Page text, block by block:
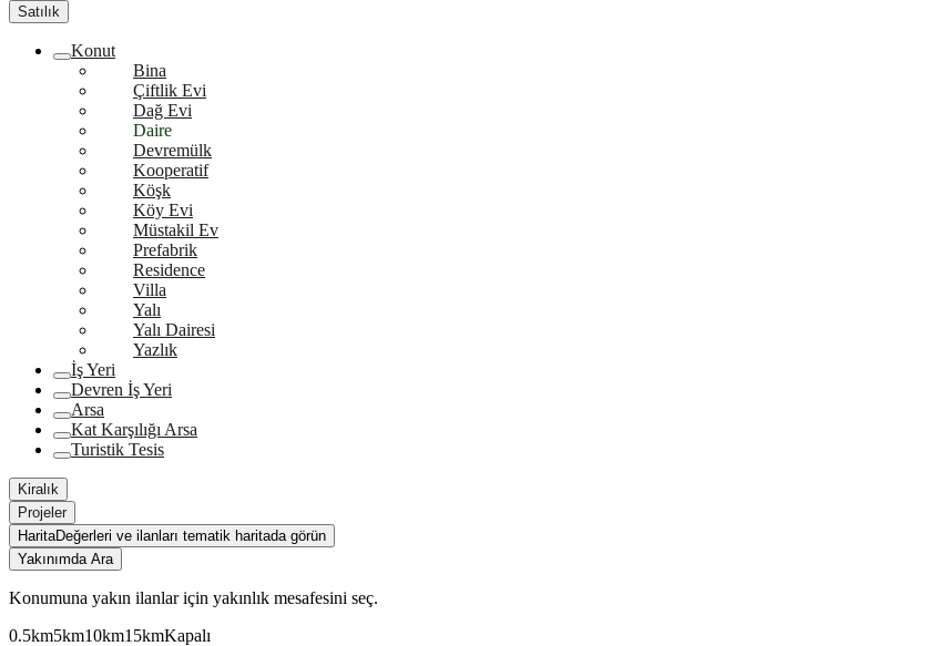
Satılık
Konut
Bina
Çiftlik Evi
Dağ Evi
Daire
Devremülk
Kooperatif
Köşk
Köy Evi
Müstakil Ev
Prefabrik
Residence
Villa
Yalı
Yalı Dairesi
Yazlık
İş Yeri
Devren İş Yeri
Arsa
Kat Karşılığı Arsa
Turistik Tesis
Kiralık
Projeler
HaritaDeğerleri ve ilanları tematik haritada görün
Yakınımda Ara
Konumuna yakın ilanlar için yakınlık mesafesini seç.
0.5km5km10km15kmKapalı